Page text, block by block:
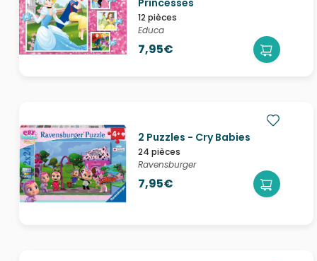
Princesses
12 pièces
Educa
7,95€
2 Puzzles - Cry Babies
24 pièces
Ravensburger
7,95€